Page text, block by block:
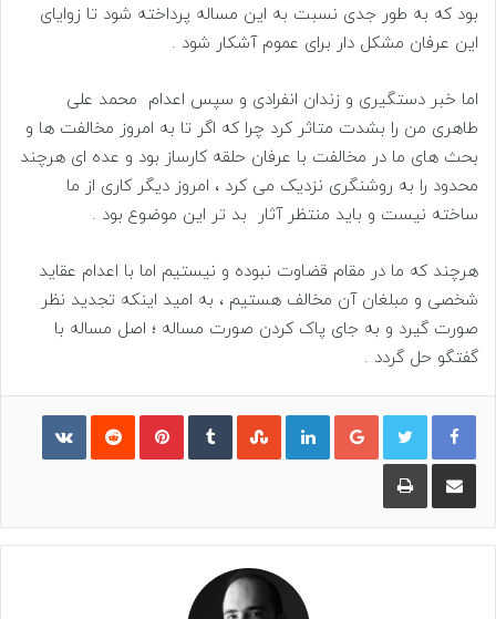
بود که به طور جدی نسبت به این مساله پرداخته شود تا زوایای
این عرفان مشکل دار برای عموم آشکار شود .
اما خبر دستگیری و زندان انفرادی و سپس اعدام محمد علی
طاهری من را بشدت متاثر کرد چرا که اگر تا به امروز مخالفت ها و
بحث های ما در مخالفت با عرفان حلقه کارساز بود و عده ای هرچند
محدود را به روشنگری نزدیک می کرد ، امروز دیگر کاری از ما
ساخته نیست و باید منتظر آثار بد تر این موضوع بود .
هرچند که ما در مقام قضاوت نبوده و نیستیم اما با اعدام عقاید
شخصی و مبلغان آن مخالف هستیم ، به امید اینکه تجدید نظر
صورت گیرد و به جای پاک کردن صورت مساله ؛ اصل مساله با
گفتگو حل گردد .
گوگل پلاس لینکدین‫StumbleUpon
‫تامبلر ‫پین‌ترست‫رددیت
اشتراک گذاری از طریق ایمیل چاپ